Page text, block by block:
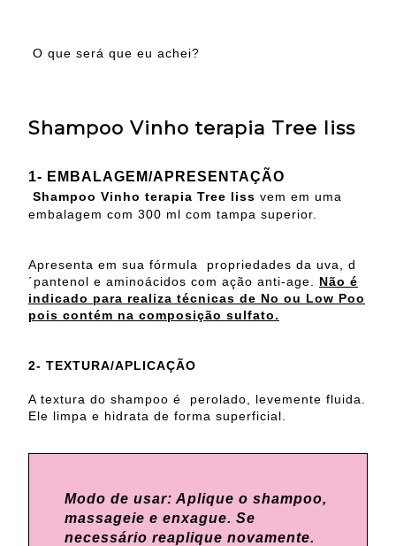
O que será que eu achei?
Shampoo Vinho terapia Tree liss
1- EMBALAGEM/APRESENTAÇÃO
Shampoo Vinho terapia Tree liss vem em uma
embalagem com 300 ml com tampa superior.
Apresenta em sua fórmula propriedades da uva, d
´pantenol e aminoácidos com ação anti-age. Não é
indicado para realiza técnicas de No ou Low Poo
pois contém na composição sulfato.
2- TEXTURA/APLICAÇÃO
A textura do shampoo é perolado, levemente fluida.
Ele limpa e hidrata de forma superficial.
Modo de usar: Aplique o shampoo,
massageie e enxague. Se
necessário reaplique novamente.